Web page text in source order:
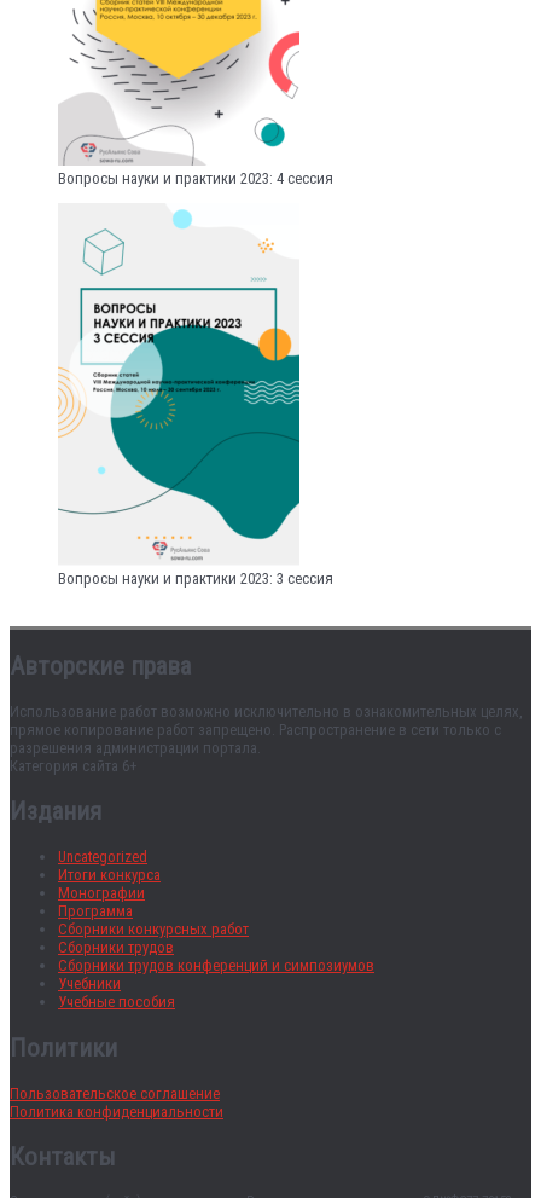
Вопросы науки и практики 2023: 4 сессия
Вопросы науки и практики 2023: 3 сессия
Авторские права
Использование работ возможно исключительно в ознакомительных целях,
прямое копирование работ запрещено. Распространение в сети только с
разрешения администрации портала.
Категория сайта 6+
Издания
Uncategorized
Итоги конкурса
Монографии
Программа
Сборники конкурсных работ
Сборники трудов
Сборники трудов конференций и симпозиумов
Учебники
Учебные пособия
Политики
Пользовательское соглашение
Политика конфиденциальности
Контакты